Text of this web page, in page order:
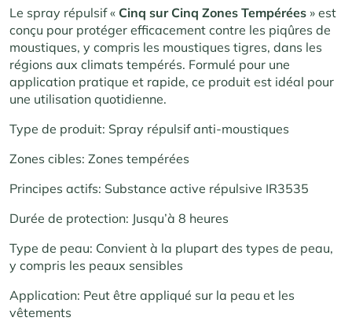
Le spray répulsif « Cinq sur Cinq Zones Tempérées » est
conçu pour protéger efficacement contre les piqûres de
moustiques, y compris les moustiques tigres, dans les
régions aux climats tempérés. Formulé pour une
application pratique et rapide, ce produit est idéal pour
une utilisation quotidienne.
Type de produit: Spray répulsif anti-moustiques
Zones cibles: Zones tempérées
Principes actifs: Substance active répulsive IR3535
Durée de protection: Jusqu’à 8 heures
Type de peau: Convient à la plupart des types de peau,
y compris les peaux sensibles
Application: Peut être appliqué sur la peau et les
vêtements